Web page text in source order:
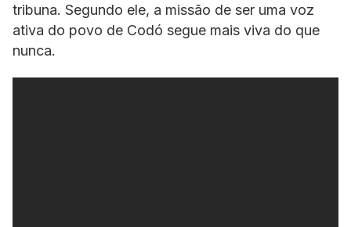
tribuna. Segundo ele, a missão de ser uma voz
ativa do povo de Codó segue mais viva do que
nunca.